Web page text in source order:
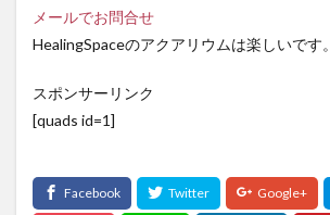
メールでお問合せ
HealingSpaceのアクアリウムは楽しいです。
スポンサーリンク
[quads id=1]